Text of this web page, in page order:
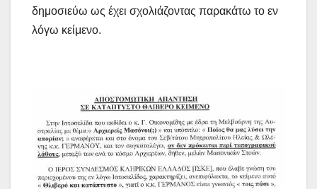
δημοσιεύω ως έχει σχολιάζοντας παρακάτω το εν
λόγω κείμενο.